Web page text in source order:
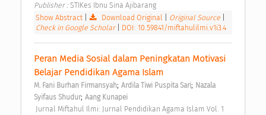
Publisher : STIKes Ibnu Sina Ajibarang
Show Abstract| Download Original Original Source
Check in Google Scholar
DOI: 10.59841/miftahulilmi.v1i3.4
Peran Media Sosial dalam Peningkatan Motivasi
Belajar Pendidikan Agama Islam
M. Fani Burhan Firmansyah; Ardila Tiwi Puspita Sari; Nazala
Syifaus Shudur; Aang Kunapei